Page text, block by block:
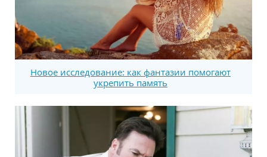
Новое исследование: как фантазии помогают
укрепить память